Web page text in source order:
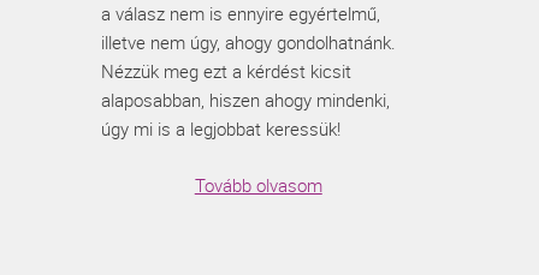
a válasz nem is ennyire egyértelmű,
illetve nem úgy, ahogy gondolhatnánk.
Nézzük meg ezt a kérdést kicsit
alaposabban, hiszen ahogy mindenki,
úgy mi is a legjobbat keressük!
Tovább olvasom